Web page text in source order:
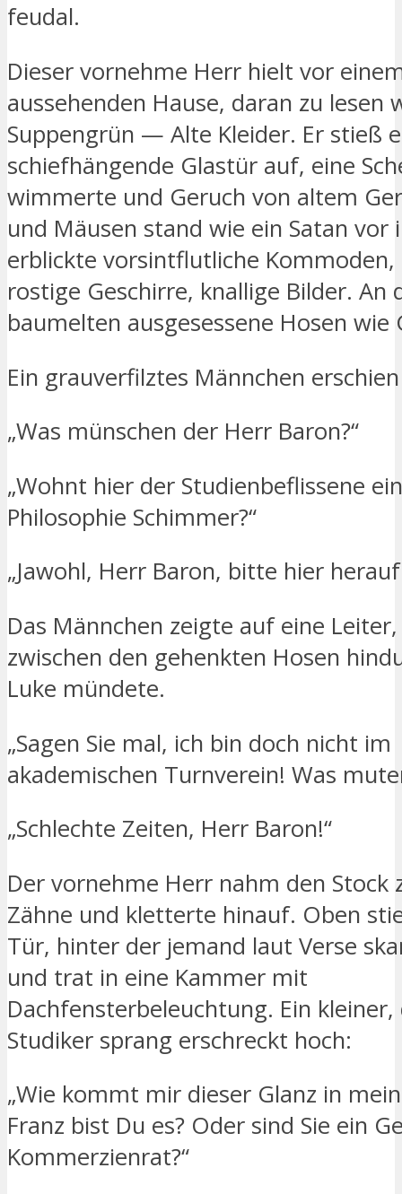
feudal.
Dieser vornehme Herr hielt vor
aussehenden Hause, daran zu lesen
Suppengrün — Alte Kleider. Er stieß
schiefhängende Glastür auf, eine
wimmerte und Geruch von altem
und Mäusen stand wie ein Satan vor
erblickte vorsintflutliche Kommoden,
rostige Geschirre, knallige Bilder. An
baumelten ausgesessene Hosen wie
Ein grauverfilztes Männchen
„Was münschen der Herr Baron?“
„Wohnt hier der Studienbeflissene
Philosophie Schimmer?“
„Jawohl, Herr Baron, bitte hier
Das Männchen zeigte auf eine
zwischen den gehenkten Hosen
Luke mündete.
„Sagen Sie mal, ich bin doch nicht im
akademischen Turnverein! Was
„Schlechte Zeiten, Herr Baron!“
Der vornehme Herr nahm den Stock
Zähne und kletterte hinauf. Oben
Tür, hinter der jemand laut Verse
und trat in eine Kammer mit
Dachfensterbeleuchtung. Ein kleiner,
Studiker sprang erschreckt hoch:
„Wie kommt mir dieser Glanz in
Franz bist Du es? Oder sind Sie ein
Kommerzienrat?“